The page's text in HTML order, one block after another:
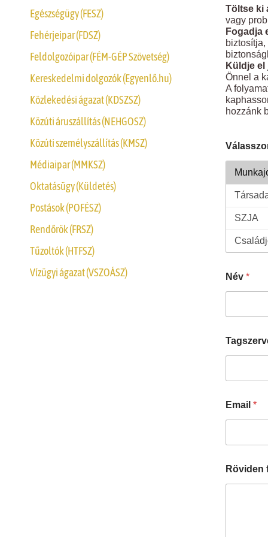
Töltse ki
vagy
Fogadja
Küldje el
Önnel a
A
hozzánk
Név *
Email *
Röviden
Egészségügy (FESZ)
Fehérjeipar (FDSZ)
Feldolgozóipar (FÉM-GÉP Szövetség)
Kereskedelmi dolgozók (Egyenlő.hu)
Közlekedési ágazat (KDSZSZ)
Közúti áruszállítás (NEHGOSZ)
Közúti személyszállítás (KMSZ)
Médiaipar (MMKSZ)
Oktatásügy (Küldetés)
Postások (POFÉSZ)
Rendőrök (FRSZ)
Tűzoltók (HTFSZ)
Vízügyi ágazat (VSZOÁSZ)